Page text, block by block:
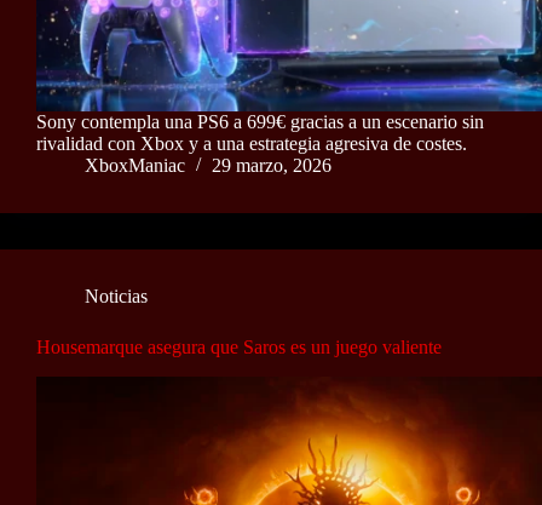
Sony contempla una PS6 a 699€ gracias a un escenario sin
rivalidad con Xbox y a una estrategia agresiva de costes.
XboxManiac
29 marzo, 2026
Noticias
Housemarque asegura que Saros es un juego valiente